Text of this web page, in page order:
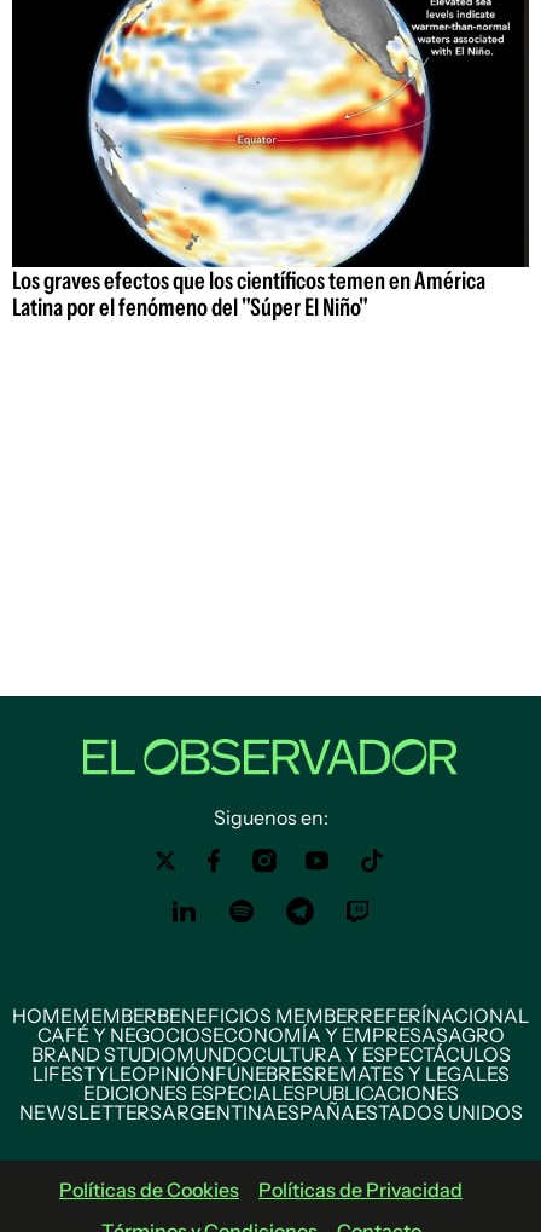
Los graves efectos que los científicos temen en América
Latina por el fenómeno del "Súper El Niño"
Siguenos en:
HOMEMEMBERBENEFICIOS MEMBERREFERÍNACIONAL
CAFÉ Y NEGOCIOSECONOMÍA Y EMPRESASAGRO
BRAND STUDIOMUNDOCULTURA Y ESPECTÁCULOS
LIFESTYLEOPINIÓNFÚNEBRESREMATES Y LEGALES
EDICIONES ESPECIALESPUBLICACIONES
NEWSLETTERSARGENTINAESPAÑAESTADOS UNIDOS
Políticas de Cookies
Políticas de Privacidad